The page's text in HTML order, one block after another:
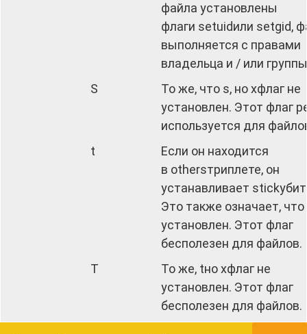
файла установлены
флаги setuidили setgid,
выполняется с правами
владельца и / или
S
То же, что s, но xфлаг не
установлен. Этот флаг
используется для
t
Если он находится
в othersтриплете, он
устанавливает
Это также означает,
установлен. Этот флаг
бесполезен для файлов.
T
То же, tно xфлаг не
установлен. Этот флаг
бесполезен для файлов.